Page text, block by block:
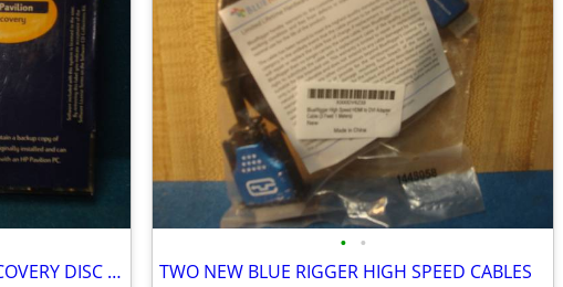
HP PAVILLION APPLICATION/RECOVERY DISC SET.
• •
TWO NEW BLUE RIGGER HIGH SPEED CABLES